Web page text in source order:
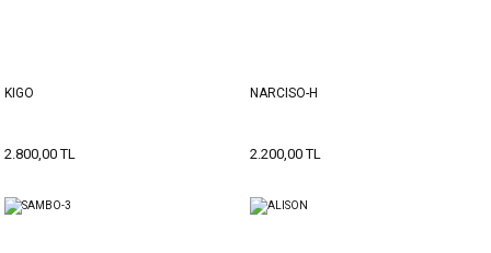
KIGO
2.800,00 TL
NARCISO-H
2.200,00 TL